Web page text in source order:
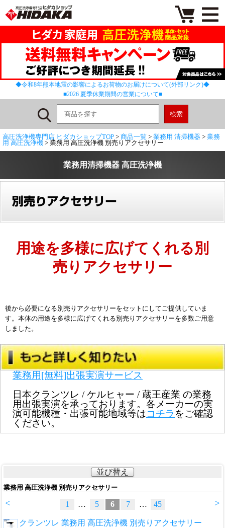
◆令和8年熊本地震の影響によるお荷物のお届けについて(外部リンク)◆
■2026 夏季休業期間の営業について■
高圧洗浄機専門店 ヒダカショップTOP > 商品一覧 > 業務用 清掃機器 > 業務
用 高圧洗浄機 > 業務用 高圧洗浄機 別売りアクセサリー
業務用清掃機器 高圧洗浄機
用途を多様に広げてくれる別
売りアクセサリー
後から必要になる別売りアクセサリーをセットにしてご提供していま
す。本体の用途を多様に広げてくれる別売りアクセサリーを多数ご用意
しました。
業務用[無料]出張実演サービス
日本クランツレ / ケルヒャー / 蔵王産業 の業務
用出張実演を承っております。各メーカーの実
演可能機種・出張可能地域等はコチラ をご確認
ください。
並び替え
業務用 高圧洗浄機 別売りアクセサリー
< >
1 … 5 6 7 … 45
クランツレ 業務用 高圧洗浄機 別売りアクセサリー